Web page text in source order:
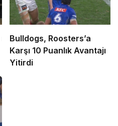
Bulldogs, Roosters’a
Karşı 10 Puanlık Avantajı
Yitirdi